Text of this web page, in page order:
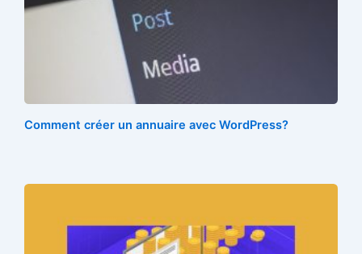
e
s
Comment créer un annuaire avec WordPress?